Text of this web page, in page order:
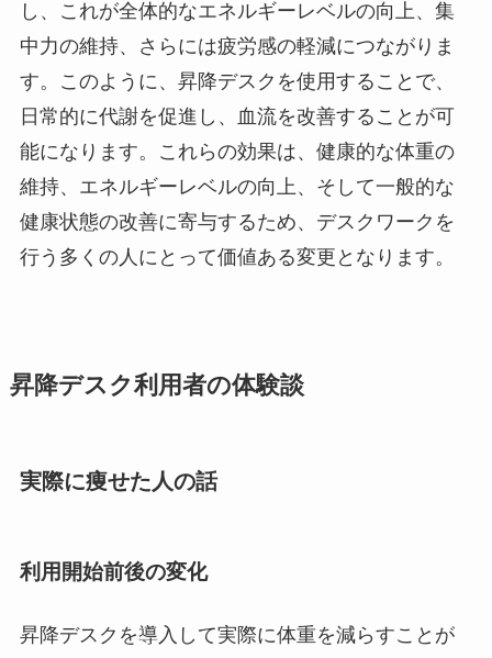
し、これが全体的なエネルギーレベルの向上、集
中力の維持、さらには疲労感の軽減につながりま
す。このように、昇降デスクを使用することで、
日常的に代謝を促進し、血流を改善することが可
能になります。これらの効果は、健康的な体重の
維持、エネルギーレベルの向上、そして一般的な
健康状態の改善に寄与するため、デスクワークを
行う多くの人にとって価値ある変更となります。
昇降デスク利用者の体験談
実際に痩せた人の話
利用開始前後の変化
昇降デスクを導入して実際に体重を減らすことが